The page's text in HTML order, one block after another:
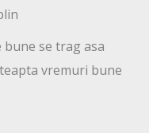
bune se trag asa
vremuri bune